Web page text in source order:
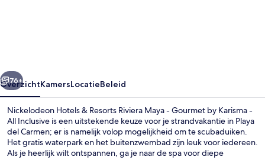
-
Gourmet
by
Karisma
Volgende
76+
OverzichtKamersLocatieBeleid
Nickelodeon Hotels & Resorts Riviera Maya - Gourmet by Karisma -
All Inclusive is een uitstekende keuze voor je strandvakantie in Playa
del Carmen; er is namelijk volop mogelijkheid om te scubaduiken.
Het gratis waterpark en het buitenzwembad zijn leuk voor iedereen.
Als je heerlijk wilt ontspannen, ga je naar de spa voor diepe